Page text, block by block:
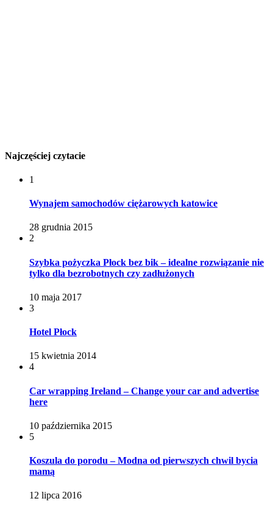
Najczęściej czytacie
1
Wynajem samochodów ciężarowych katowice
28 grudnia 2015
2
Szybka pożyczka Płock bez bik – idealne rozwiązanie nie
tylko dla bezrobotnych czy zadłużonych
10 maja 2017
3
Hotel Płock
15 kwietnia 2014
4
Car wrapping Ireland – Change your car and advertise
here
10 października 2015
5
Koszula do porodu – Modna od pierwszych chwil bycia
mamą
12 lipca 2016